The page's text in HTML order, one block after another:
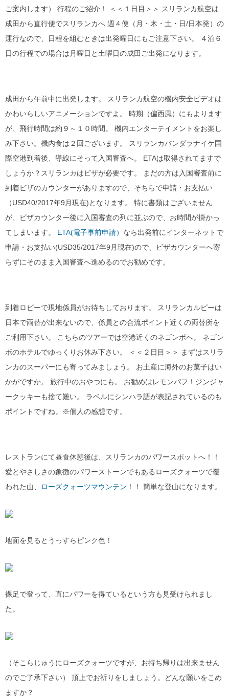
ご案内します） 行程のご紹介！ ＜＜１日目＞＞ スリランカ航空は
成田から直行便でスリランカへ 週４便（月・木・土・日/日本発）の
運行なので、日程を組むときは出発曜日にもご注意下さい。 ４泊６
日の行程での場合は月曜日と土曜日の成田ご出発になります。
成田から午前中に出発します。 スリランカ航空の機内安全ビデオは
かわいらしいアニメーションですよ。 時期（偏西風）にもよります
が、飛行時間は約９～１０時間。 機内エンターテイメントをお楽し
み下さい。機内食は２回ございます。 スリランカバンダラナイケ国
際空港到着後、導線にそって入国審査へ。 ETAは取得されてますで
しょうか？スリランカはビザが必要です。 まだの方は入国審査前に
到着ビザのカウンターがありますので、そちらで申請・お支払い
（USD40/2017年9月現在)となります。 特に書類はございません
が、ビザカウンター後に入国審査の列に並ぶので、お時間が掛かっ
てしまいます。 ETA(電子事前申請） なら出発前にインターネットで
申請・お支払い(USD35/2017年9月現在)ので、ビザカウンターへ寄
らずにそのまま入国審査へ進めるのでお勧めです。
到着ロビーで現地係員がお待ちしております。 スリランカルピーは
日本で両替が出来ないので、係員との合流ポイント近くの両替所を
ご利用下さい。 こちらのツアーでは空港近くのネゴンボへ。 ネゴン
ボのホテルでゆっくりお休み下さい。 ＜＜２日目＞＞ まずはスリラ
ンカのスーパーにも寄ってみましょう。 お土産に海外のお菓子はい
かがですか。 旅行中のおやつにも。 お勧めはレモンパフ！ジンジャ
ークッキーも捨て難い。 ラベルにシンハラ語が表記されているのも
ポイントですね。※個人の感想です。
レストランにて昼食休憩後は、スリランカのパワースポットへ！！
愛とやさしさの象徴のパワーストーンでもあるローズクォーツで覆
われた山、
ローズクォーツマウンテン ！！ 簡単な登山になります。
地面を見るとうっすらピンク色！
裸足で登って、直にパワーを得ているという方も見受けられまし
た。
（そこらじゅうにローズクォーツですが、お持ち帰りは出来ません
のでご了承下さい） 頂上でお祈りをしましょう。どんな願いをこめ
ますか？